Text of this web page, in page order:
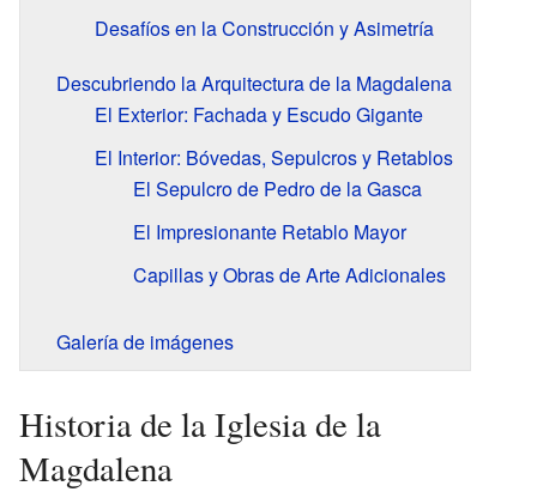
Desafíos en la Construcción y Asimetría
Descubriendo la Arquitectura de la Magdalena
El Exterior: Fachada y Escudo Gigante
El Interior: Bóvedas, Sepulcros y Retablos
El Sepulcro de Pedro de la Gasca
El Impresionante Retablo Mayor
Capillas y Obras de Arte Adicionales
Galería de imágenes
Historia de la Iglesia de la
Magdalena